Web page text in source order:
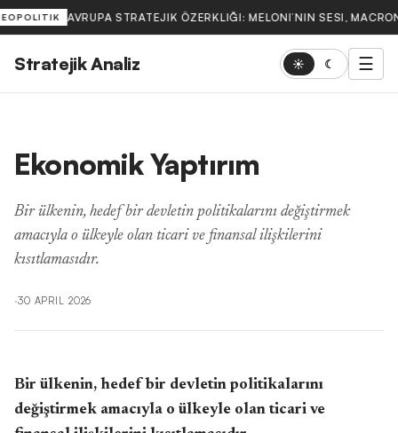
AVRUPA STRATEJIK ÖZERKLIĞI: MELONI’NIN SESI,
Stratejik Analiz ☀ ☾ ☰
Ekonomik Yaptırım
Bir ülkenin, hedef bir devletin politikalarını değiştirmek
amacıyla o ülkeyle olan ticari ve finansal ilişkilerini
kısıtlamasıdır.
·30 APRIL 2026
Bir ülkenin, hedef bir devletin politikalarını
değiştirmek amacıyla o ülkeyle olan ticari ve